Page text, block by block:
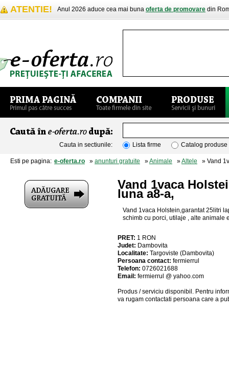
ATENTIE! Anul 2026 aduce cea mai buna oferta de promovare din
Cauta in sectiunile: Lista firme Catalog produse
Esti pe pagina: e-oferta.ro » anunturi gratuite »Animale »Altele » Vand
Vand 1vaca
luna a8-a,
Vand 1vaca Holstein,garantat 25litri
schimb cu porci, utilaje , alte animale
PRET: 1 RON
Judet: Dambovita
Localitate: Targoviste (Dambovita)
Persoana contact: fermierrul
Telefon: 0726021688
Email: fermierrul @ yahoo.com
Produs / serviciu disponibil . Pentru
va rugam contactati persoana care a